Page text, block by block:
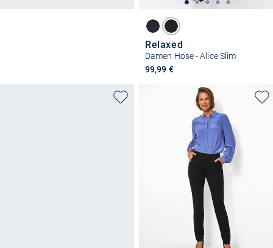
Relaxed
Damen Hose - Alice Slim
99,99 €